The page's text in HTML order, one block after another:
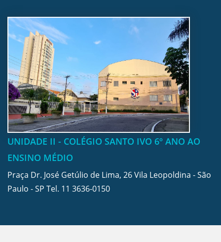
UNIDADE II - COLÉGIO SANTO IVO 6º ANO AO
ENSINO MÉDIO
Praça Dr. José Getúlio de Lima, 26 Vila Leopoldina - São
Paulo - SP Tel. 11 3636-0150